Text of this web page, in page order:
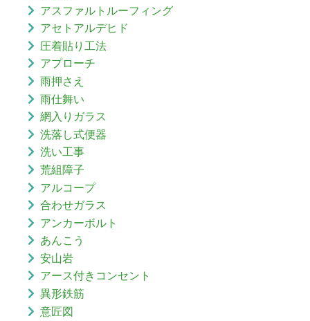
アスファルトルーフィング
アセトアルデヒド
圧着貼り工法
アプローチ
雨押さえ
雨仕舞い
網入りガラス
洗落し式便器
洗い工事
荒組障子
アルコープ
合わせガラス
アンカーボルト
あんこう
安山岩
アース付きコンセント
異形鉄筋
意匠図